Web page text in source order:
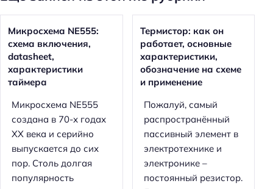
Микросхема NE555:
схема включения,
datasheet,
характеристики
таймера
Микросхема NE555
создана в 70-х годах
XX века и серийно
выпускается до сих
пор. Столь долгая
популярность
Термистор: как он
работает, основные
характеристики,
обозначение на схеме
и применение
Пожалуй, самый
распространённый
пассивный элемент в
электротехнике и
электронике –
постоянный резистор.